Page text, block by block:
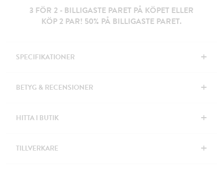
3 FÖR 2 - BILLIGASTE PARET PÅ KÖPET ELLER
KÖP 2 PAR! 50% PÅ BILLIGASTE PARET.
SPECIFIKATIONER +
BETYG & RECENSIONER +
HITTA I BUTIK +
TILLVERKARE +